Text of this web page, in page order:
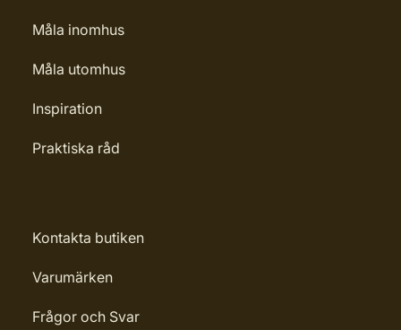
Måla inomhus
Måla utomhus
Inspiration
Praktiska råd
Kontakta butiken
Varumärken
Frågor och Svar